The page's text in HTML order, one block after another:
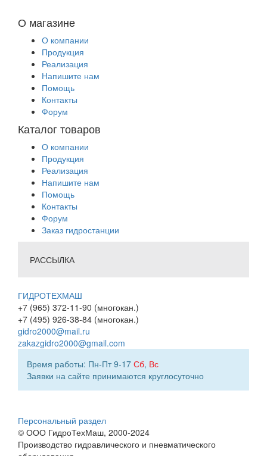
О магазине
О компании
Продукция
Реализация
Напишите нам
Помощь
Контакты
Форум
Каталог товаров
О компании
Продукция
Реализация
Напишите нам
Помощь
Контакты
Форум
Заказ гидростанции
РАССЫЛКА
ГИДРОТЕХМАШ
+7 (965) 372-11-90 (многокан.)
+7 (495) 926-38-84 (многокан.)
gidro2000@mail.ru
zakazgidro2000@gmail.com
Время работы: Пн-Пт 9-17 Сб, Вс
Заявки на сайте принимаются круглосуточно
Персональный раздел
© ООО ГидроТехМаш, 2000-2024
Производство гидравлического и пневматического